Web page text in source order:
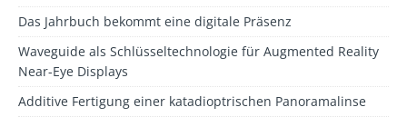
Das Jahrbuch bekommt eine digitale Präsenz
Waveguide als Schlüsseltechnologie für Augmented Reality
Near-Eye Displays
Additive Fertigung einer katadioptrischen Panoramalinse